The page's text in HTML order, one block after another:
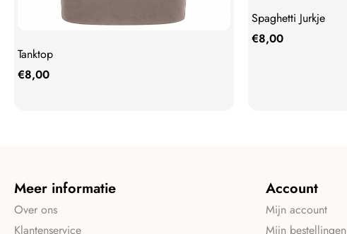
Tanktop
€8,00
Spaghetti Jurkje
€8,00
Meer informatie
Over ons
Klantenservice
Account
Mijn account
Mijn bestellingen